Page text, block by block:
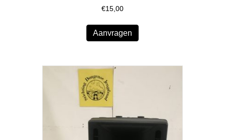
€15,00
Aanvragen